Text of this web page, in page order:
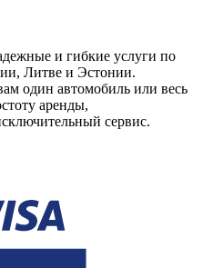
и гибкие услуги по
Литве и Эстонии.
один автомобиль или весь
аренды,
сервис.